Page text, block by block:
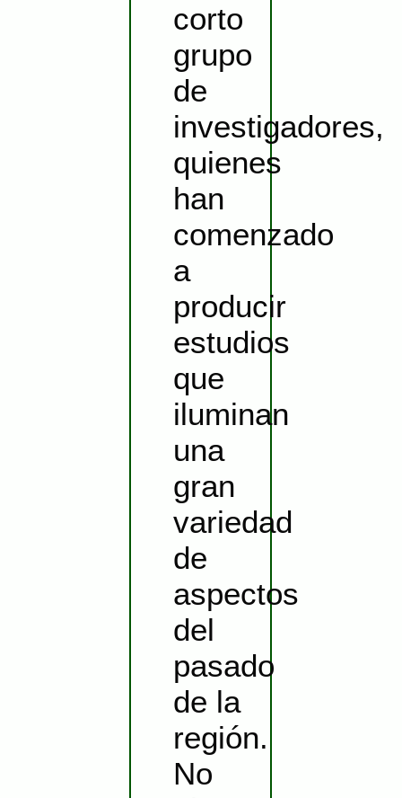
corto
grupo
de
investigadores,
quienes
han
comenzado
a
producir
estudios
que
iluminan
una
gran
variedad
de
aspectos
del
pasado
de la
región.
No